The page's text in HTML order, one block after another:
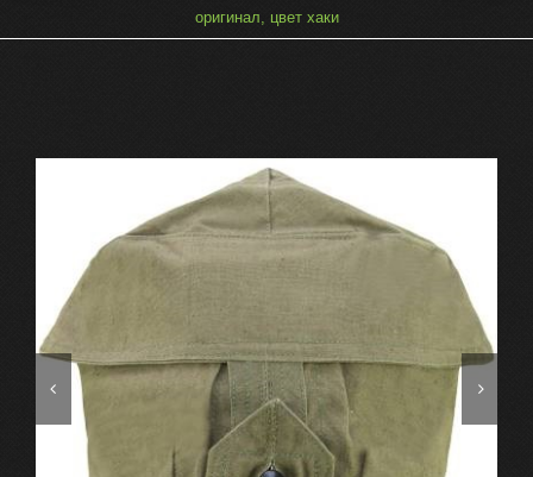
оригинал, цвет хаки